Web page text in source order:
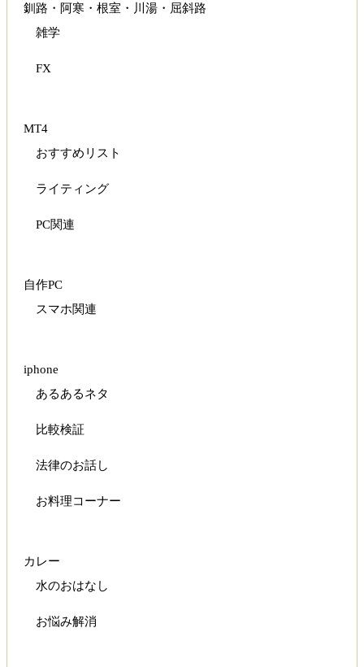
釧路・阿寒・根室・川湯・屈斜路
雑学
FX
MT4
おすすめリスト
ライティング
PC関連
自作PC
スマホ関連
iphone
あるあるネタ
比較検証
法律のお話し
お料理コーナー
カレー
水のおはなし
お悩み解消